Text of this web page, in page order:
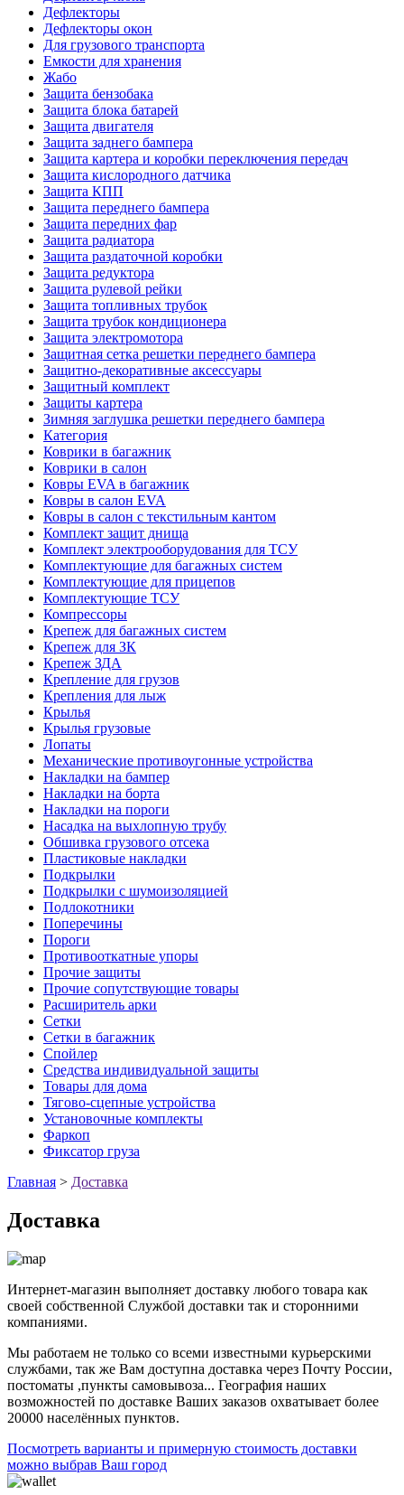
Дефлекторы
Дефлекторы окон
Для грузового транспорта
Емкости для хранения
Жабо
Защита бензобака
Защита блока батарей
Защита двигателя
Защита заднего бампера
Защита картера и коробки переключения передач
Защита кислородного датчика
Защита КПП
Защита переднего бампера
Защита передних фар
Защита радиатора
Защита раздаточной коробки
Защита редуктора
Защита рулевой рейки
Защита топливных трубок
Защита трубок кондиционера
Защита электромотора
Защитная сетка решетки переднего бампера
Защитно-декоративные аксессуары
Защитный комплект
Защиты картера
Зимняя заглушка решетки переднего бампера
Категория
Коврики в багажник
Коврики в салон
Ковры EVA в багажник
Ковры в салон EVA
Ковры в салон с текстильным кантом
Комплект защит днища
Комплект электрооборудования для ТСУ
Комплектующие для багажных систем
Комплектующие для прицепов
Комплектующие ТСУ
Компрессоры
Крепеж для багажных систем
Крепеж для ЗК
Крепеж ЗДА
Крепление для грузов
Крепления для лыж
Крылья
Крылья грузовые
Лопаты
Механические противоугонные устройства
Накладки на бампер
Накладки на борта
Накладки на пороги
Насадка на выхлопную трубу
Обшивка грузового отсека
Пластиковые накладки
Подкрылки
Подкрылки с шумоизоляцией
Подлокотники
Поперечины
Пороги
Противооткатные упоры
Прочие защиты
Прочие сопутствующие товары
Расширитель арки
Сетки
Сетки в багажник
Спойлер
Средства индивидуальной защиты
Товары для дома
Тягово-сцепные устройства
Установочные комплекты
Фаркоп
Фиксатор груза
Главная > Доставка
Доставка
Интернет-магазин выполняет доставку любого товара как
своей собственной Службой доставки так и сторонними
компаниями.
Мы работаем не только со всеми известными курьерскими
службами, так же Вам доступна доставка через Почту России,
постоматы ,пункты самовывоза... География наших
возможностей по доставке Ваших заказов охватывает более
20000 населённых пунктов.
Посмотреть варианты и примерную стоимость доставки
можно выбрав Ваш город